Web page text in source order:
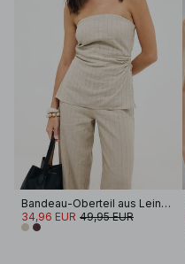
Bandeau-Oberteil aus Leinengemisch
34,96 EUR 49,95 EUR